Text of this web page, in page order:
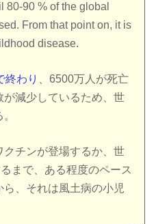
80-90 % of the global
From that point on, it is
disease.
終わり
、6500万人が死亡
が減少しているため、世
チンが登場するか、世
まで、ある程度のペース
、それは風土病の小児